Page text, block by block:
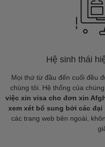
Hệ sinh thái
Mọi thứ từ đầu đến cuối đều
chúng tôi. Hệ thống của
việc xin visa cho đơn xin
xem xét bổ sung bởi các đại
các trang web bên ngoài,